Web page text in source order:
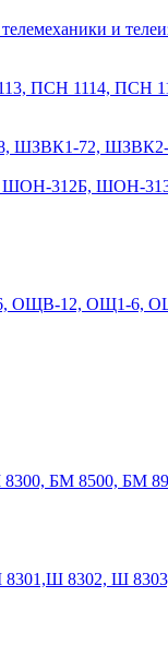
и
ПСН 1114, ПСН
72,
312Б, ШОН-
ОЩВ-12, ОЩ1-6,
8300, БМ 8500, БМ
8301,Ш 8302, Ш